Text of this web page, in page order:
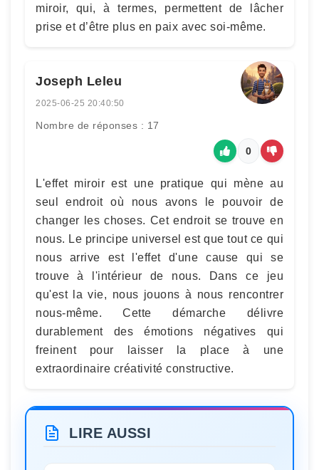
miroir, qui, à termes, permettent de lâcher
prise et d’être plus en paix avec soi-même.
Joseph Leleu
2025-06-25 20:40:50
Nombre de réponses : 17
0
L'effet miroir est une pratique qui mène au
seul endroit où nous avons le pouvoir de
changer les choses. Cet endroit se trouve en
nous. Le principe universel est que tout ce qui
nous arrive est l'effet d'une cause qui se
trouve à l'intérieur de nous. Dans ce jeu
qu'est la vie, nous jouons à nous rencontrer
nous-même. Cette démarche délivre
durablement des émotions négatives qui
freinent pour laisser la place à une
extraordinaire créativité constructive.
LIRE AUSSI